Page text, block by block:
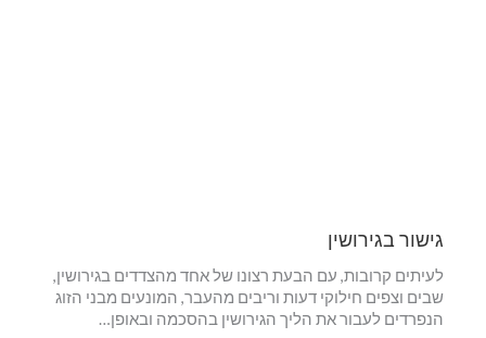
גישור בגירושין
לעיתים קרובות, עם הבעת רצונו של אחד מהצדדים בגירושין,
שבים וצפים חילוקי דעות וריבים מהעבר, המונעים מבני הזוג
הנפרדים לעבור את הליך הגירושין בהסכמה ובאופן…